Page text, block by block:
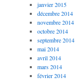
janvier 2015
décembre 2014
novembre 2014
octobre 2014
septembre 2014
mai 2014
avril 2014
mars 2014
février 2014